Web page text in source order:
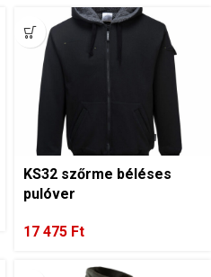
KS32 szőrme béléses
pulóver
17 475 Ft